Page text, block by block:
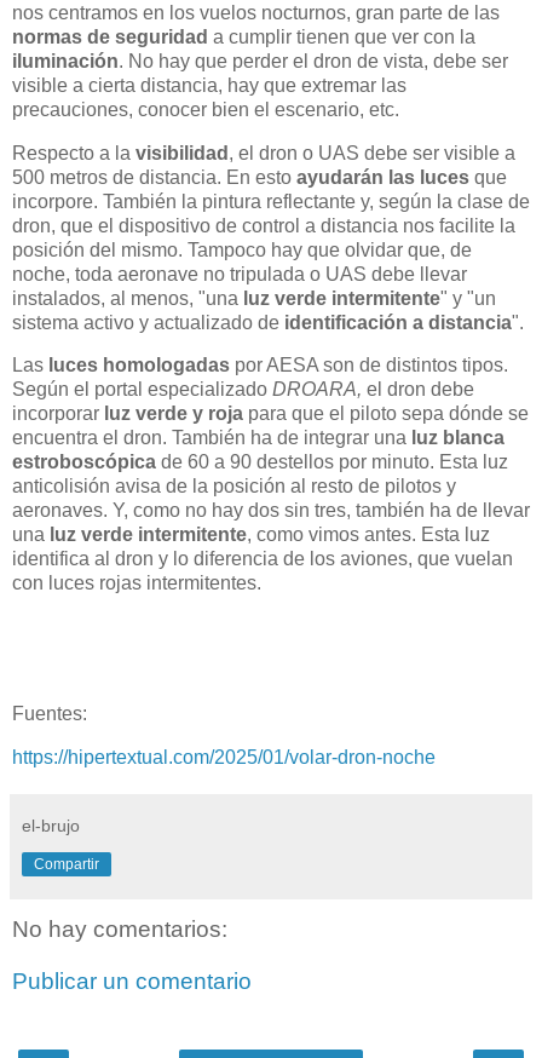
nos centramos en los vuelos nocturnos, gran parte de las
normas de seguridad a cumplir tienen que ver con la
iluminación. No hay que perder el dron de vista, debe ser
visible a cierta distancia, hay que extremar las
precauciones, conocer bien el escenario, etc.
Respecto a la visibilidad , el dron o UAS debe ser visible a
500 metros de distancia. En esto ayudarán las luces que
incorpore. También la pintura reflectante y, según la clase de
dron, que el dispositivo de control a distancia nos facilite la
posición del mismo. Tampoco hay que olvidar que, de
noche, toda aeronave no tripulada o UAS debe llevar
instalados, al menos, "una luz verde intermitente" y "un
sistema activo y actualizado de identificación a distancia".
Las luces homologadas por AESA son de distintos tipos.
Según el portal especializado DROARA, el dron debe
incorporar luz verde y roja para que el piloto sepa dónde se
encuentra el dron. También ha de integrar una luz blanca
estroboscópica de 60 a 90 destellos por minuto. Esta luz
anticolisión avisa de la posición al resto de pilotos y
aeronaves. Y, como no hay dos sin tres, también ha de llevar
una luz verde intermitente, como vimos antes. Esta luz
identifica al dron y lo diferencia de los aviones, que vuelan
con luces rojas intermitentes.
Fuentes:
https://hipertextual.com/2025/01/volar-dron-noche
el-brujo
Compartir
No hay comentarios:
Publicar un comentario